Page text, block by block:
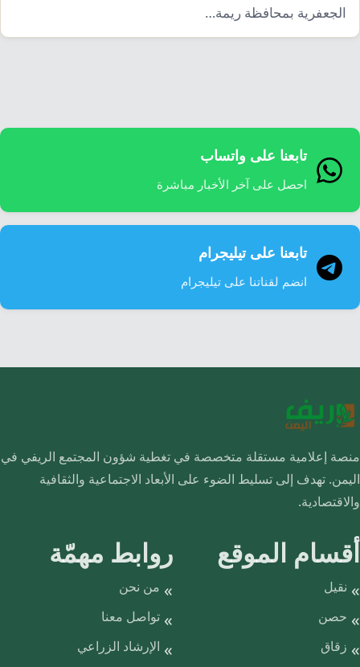
الجعفرية بمحافظة ريمة…
تابعنا على واتساب
احصل على آخر الأخبار مباشرة
تابعنا على تيليجرام
انضم لقناتنا على تيليجرام
منصة إعلامية مستقلة متخصصة في تغطية شؤون المجتمع الريفي في
اليمن. تهدف إلى تسليط الضوء على الأبعاد الاجتماعية والثقافية
والاقتصادية.
أقسام الموقع
نقيل
حصن
زقاق
روابط مهمّة
من نحن
تواصل معنا
الإرشاد الزراعي